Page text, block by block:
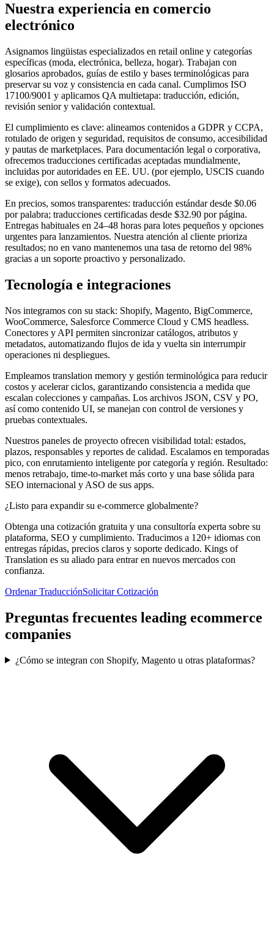
Nuestra experiencia en comercio
electrónico
Asignamos lingüistas especializados en retail online y categorías
específicas (moda, electrónica, belleza, hogar). Trabajan con
glosarios aprobados, guías de estilo y bases terminológicas para
preservar su voz y consistencia en cada canal. Cumplimos ISO
17100/9001 y aplicamos QA multietapa: traducción, edición,
revisión senior y validación contextual.
El cumplimiento es clave: alineamos contenidos a GDPR y CCPA,
rotulado de origen y seguridad, requisitos de consumo, accesibilidad
y pautas de marketplaces. Para documentación legal o corporativa,
ofrecemos traducciones certificadas aceptadas mundialmente,
incluidas por autoridades en EE. UU. (por ejemplo, USCIS cuando
se exige), con sellos y formatos adecuados.
En precios, somos transparentes: traducción estándar desde $0.06
por palabra; traducciones certificadas desde $32.90 por página.
Entregas habituales en 24–48 horas para lotes pequeños y opciones
urgentes para lanzamientos. Nuestra atención al cliente prioriza
resultados; no en vano mantenemos una tasa de retorno del 98%
gracias a un soporte proactivo y personalizado.
Tecnología e integraciones
Nos integramos con su stack: Shopify, Magento, BigCommerce,
WooCommerce, Salesforce Commerce Cloud y CMS headless.
Conectores y API permiten sincronizar catálogos, atributos y
metadatos, automatizando flujos de ida y vuelta sin interrumpir
operaciones ni despliegues.
Empleamos translation memory y gestión terminológica para reducir
costos y acelerar ciclos, garantizando consistencia a medida que
escalan colecciones y campañas. Los archivos JSON, CSV y PO,
así como contenido UI, se manejan con control de versiones y
pruebas contextuales.
Nuestros paneles de proyecto ofrecen visibilidad total: estados,
plazos, responsables y reportes de calidad. Escalamos en temporadas
pico, con enrutamiento inteligente por categoría y región. Resultado:
menos retrabajo, time‑to‑market más corto y una base sólida para
SEO internacional y ASO de sus apps.
¿Listo para expandir su e‑commerce globalmente?
Obtenga una cotización gratuita y una consultoría experta sobre su
plataforma, SEO y cumplimiento. Traducimos a 120+ idiomas con
entregas rápidas, precios claros y soporte dedicado. Kings of
Translation es su aliado para entrar en nuevos mercados con
confianza.
Ordenar TraducciónSolicitar Cotización
Preguntas frecuentes leading ecommerce
companies
¿Cómo se integran con Shopify, Magento u otras plataformas?